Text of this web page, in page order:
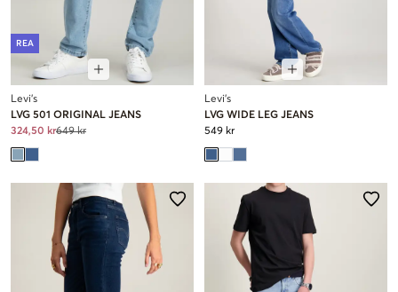
REA
Levi's
LVG 501 ORIGINAL JEANS
324,50 kr649 kr
Levi's
LVG WIDE LEG JEANS
549 kr